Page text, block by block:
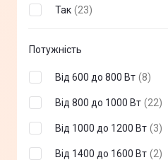
Так (23)
Потужність
Від 600 до 800 Вт (8)
Від 800 до 1000 Вт (22)
Від 1000 до 1200 Вт (3)
Від 1400 до 1600 Вт (2)